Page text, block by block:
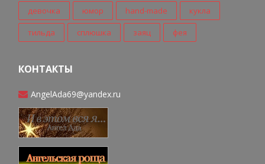
девочка юмор hand-made кукла
тильда сплюшка заяц фея
КОНТАКТЫ
AngelAda69@yandex.ru